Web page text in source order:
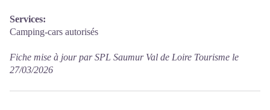
Services:
Camping-cars autorisés
Fiche mise à jour par SPL Saumur Val de Loire Tourisme le
27/03/2026